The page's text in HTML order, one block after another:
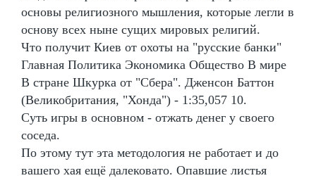
основы религиозного мышления, которые легли в
основу всех ныне сущих мировых религий.
Что получит Киев от охоты на "русские банки"
Главная Политика Экономика Общество В мире
В стране Шкурка от "Сбера". Дженсон Баттон
(Великобритания, "Хонда") - 1:35,057 10.
Суть игры в основном - отжать денег у своего
соседа.
По этому тут эта методология не работает и до
вашего хая ещё далековато. Опавшие листья